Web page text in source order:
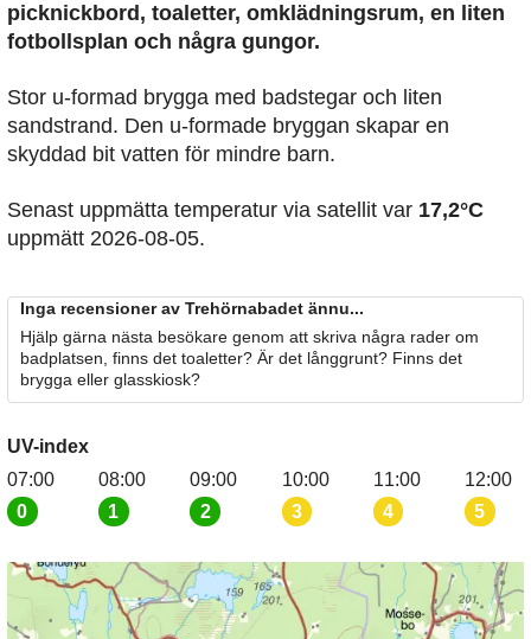
picknickbord, toaletter, omklädningsrum, en liten
fotbollsplan och några gungor.
Stor u-formad brygga med badstegar och liten
sandstrand. Den u-formade bryggan skapar en
skyddad bit vatten för mindre barn.
Senast uppmätta temperatur via satellit var 17,2°C
uppmätt 2026-08-05.
Inga recensioner av Trehörnabadet ännu...
Hjälp gärna nästa besökare genom att skriva några rader om
badplatsen, finns det toaletter? Är det långgrunt? Finns det
brygga eller glasskiosk?
UV-index
07:00
0
08:00
1
09:00
2
10:00
3
11:00
4
12:00
5